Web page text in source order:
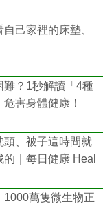
己家裡的床墊、
難？1秒解讀「4種
害身體健康！
頭、被子這時間就
｜每日健康 Heal
1000萬隻微生物正